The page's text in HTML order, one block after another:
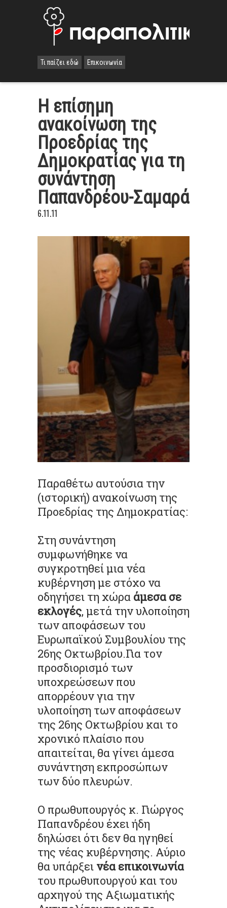
Τι παίζει εδώ Επικοινωνία
Η επίσημη
ανακοίνωση της
Προεδρίας της
Δημοκρατίας για τη
συνάντηση
Παπανδρέου-Σαμαρά
6.11.11
Παραθέτω αυτούσια την
(ιστορική) ανακοίνωση της
Προεδρίας της Δημοκρατίας:
Στη συνάντηση
συμφωνήθηκε να
συγκροτηθεί μια νέα
κυβέρνηση με στόχο να
οδηγήσει τη χώρα άμεσα σε
εκλογές, μετά την υλοποίηση
των αποφάσεων του
Ευρωπαϊκού Συμβουλίου της
26ης Οκτωβρίου.Για τον
προσδιορισμό των
υποχρεώσεων που
απορρέουν για την
υλοποίηση των αποφάσεων
της 26ης Οκτωβρίου και το
χρονικό πλαίσιο που
απαιτείται, θα γίνει άμεσα
συνάντηση εκπροσώπων
των δύο πλευρών.
Ο πρωθυπουργός κ. Γιώργος
Παπανδρέου έχει ήδη
δηλώσει ότι δεν θα ηγηθεί
της νέας κυβέρνησης. Αύριο
θα υπάρξει νέα επικοινωνία
του πρωθυπουργού και του
αρχηγού της Αξιωματικής